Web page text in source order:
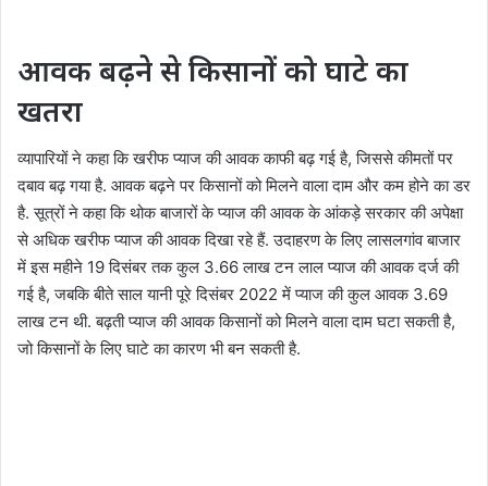
आवक बढ़ने से किसानों को घाटे का
खतरा
व्यापारियों ने कहा कि खरीफ प्याज की आवक काफी बढ़ गई है, जिससे कीमतों पर
दबाव बढ़ गया है. आवक बढ़ने पर किसानों को मिलने वाला दाम और कम होने का डर
है. सूत्रों ने कहा कि थोक बाजारों के प्याज की आवक के आंकड़े सरकार की अपेक्षा
से अधिक खरीफ प्याज की आवक दिखा रहे हैं. उदाहरण के लिए लासलगांव बाजार
में इस महीने 19 दिसंबर तक कुल 3.66 लाख टन लाल प्याज की आवक दर्ज की
गई है, जबकि बीते साल यानी पूरे दिसंबर 2022 में प्याज की कुल आवक 3.69
लाख टन थी. बढ़ती प्याज की आवक किसानों को मिलने वाला दाम घटा सकती है,
जो किसानों के लिए घाटे का कारण भी बन सकती है.